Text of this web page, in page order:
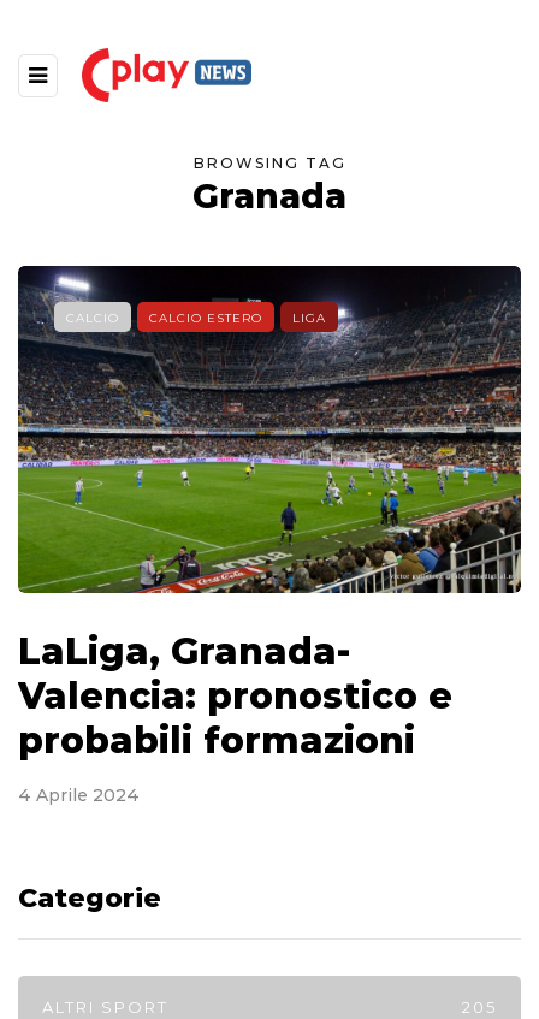
BROWSING TAG
Granada
CALCIO CALCIO ESTERO LIGA
LaLiga, Granada-
Valencia: pronostico e
probabili formazioni
4 Aprile 2024
Categorie
ALTRI SPORT 205